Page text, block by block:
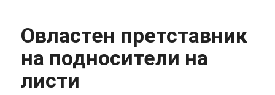
Овластен претставник
на подносители на
листи